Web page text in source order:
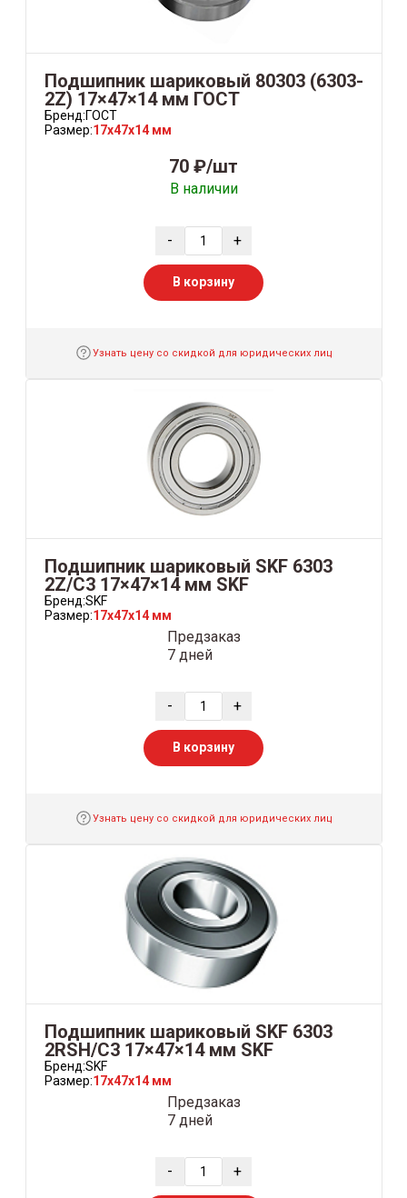
Подшипник шариковый 80303 (6303-
2Z) 17×47×14 мм ГОСТ
Бренд:ГОСТ
Размер:17x47x14 мм
70 ₽/шт
В наличии
- +
В корзину
Узнать цену со скидкой для юридических лиц
Подшипник шариковый SKF 6303
2Z/C3 17×47×14 мм SKF
Бренд:SKF
Размер:17x47x14 мм
Предзаказ
7 дней
- +
В корзину
Узнать цену со скидкой для юридических лиц
Подшипник шариковый SKF 6303
2RSH/C3 17×47×14 мм SKF
Бренд:SKF
Размер:17x47x14 мм
Предзаказ
7 дней
- +